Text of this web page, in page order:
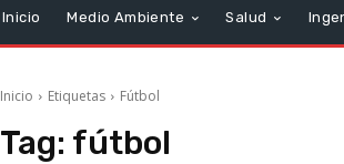
Inicio Medio Ambiente Salud
Inicio Etiquetas Fútbol
Tag: fútbol